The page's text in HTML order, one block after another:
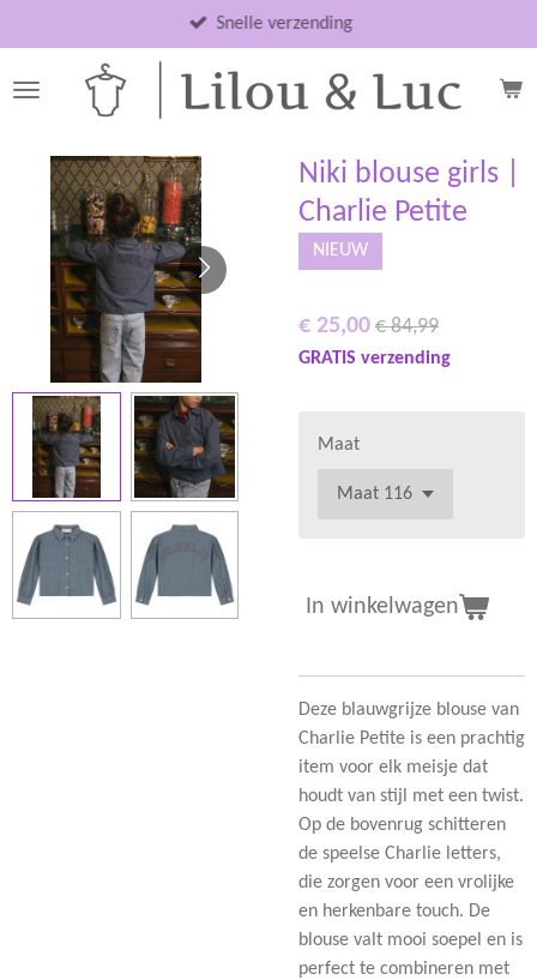
direct
naar
Snelle verzending
Niki blouse girls |
Charlie Petite
NIEUW
€ 25,00 € 84,99
GRATIS verzending
Maat
In winkelwagen
Deze blauwgrijze blouse van
Charlie Petite is een prachtig
item voor elk meisje dat
houdt van stijl met een twist.
Op de bovenrug schitteren
de speelse Charlie letters,
die zorgen voor een vrolijke
en herkenbare touch. De
blouse valt mooi soepel en is
perfect te combineren met